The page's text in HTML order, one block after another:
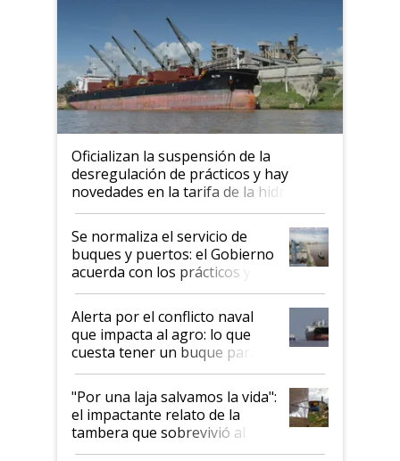
Oficializan la suspensión de la
desregulación de prácticos y hay
novedades en la tarifa de la hidrovía
Se normaliza el servicio de
buques y puertos: el Gobierno
acuerda con los prácticos y
suspende el decreto de
desregulación
Alerta por el conflicto naval
que impacta al agro: lo que
cuesta tener un buque parado
y el peligro de que Argentina
pase a ser "país sucio"
"Por una laja salvamos la vida":
el impactante relato de la
tambera que sobrevivió al
tornado